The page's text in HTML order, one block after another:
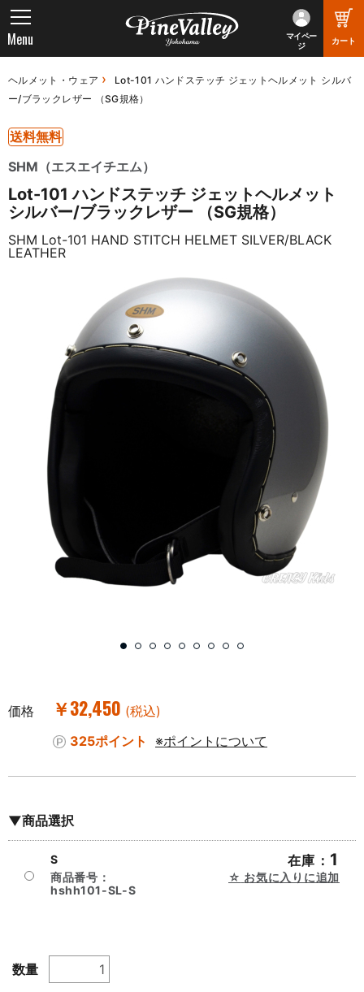
マイペー
ジ
カート
Menu
ヘルメット・ウェア
Lot-101 ハンドステッチ ジェットヘルメット シルバ
ー/ブラックレザー （SG規格）
送料無料
SHM（エスエイチエム）
Lot-101 ハンドステッチ ジェットヘルメット
シルバー/ブラックレザー （SG規格）
SHM Lot-101 HAND STITCH HELMET SILVER/BLACK
LEATHER
価格 ￥32,450 (税込)
325ポイント
※ポイントについて
▼商品選択
S 在庫： 1
商品番号：
hshh101-SL-S
お気に入りに追加
数量